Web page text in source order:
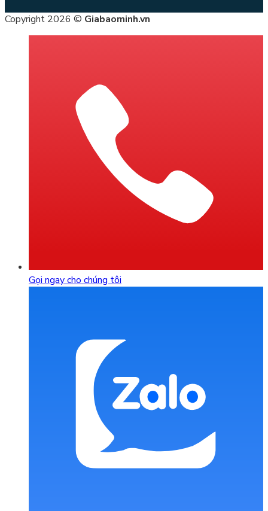
Copyright 2026 © Giabaominh.vn
Gọi ngay cho chúng tôi